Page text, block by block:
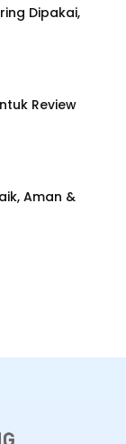
Dipakai,
Review
Aman &